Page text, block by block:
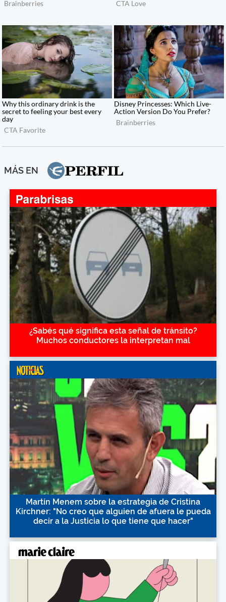
MÁS EN
¿Sabés qué significa esta señal de tránsito?
Muchos conductores la interpretan mal
Martín Menem sobre la estrategia de Cristina
Kirchner: "No creo que alguien de afuera le pueda
decir a la Justicia lo que tiene que hacer"